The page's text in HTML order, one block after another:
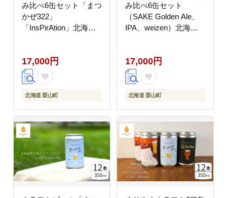
み比べ6缶セット「まつ
かぜ322」
「InsPirAtion」北海道
17,000円
北海道 栗山町
み比べ6缶セット
（SAKE Golden Ale、
IPA、weizen）北海道
17,000円
北海道 栗山町